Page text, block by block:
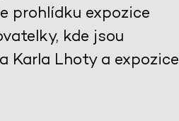
prohlídku expozice
kde jsou
Karla Lhoty a expozice